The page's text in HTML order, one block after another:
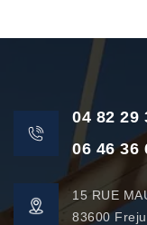
04 82 29
06 46 36
15 RUE
83600